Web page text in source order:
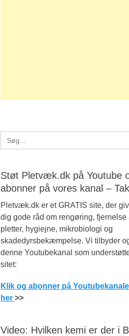
Search
for:
Støt Pletvæk.dk på Youtube
abonner på vores kanal –
Pletvæk.dk er et GRATIS site, der
dig gode råd om rengøring, fjernelse
pletter, hygiejne, mikrobiologi og
skadedyrsbekæmpelse. Vi tilbyder
denne Youtubekanal som
sitet:
Klik og abonner på
her >>
Video: Hvilken kemi er der i